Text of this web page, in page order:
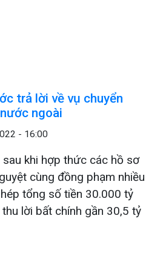
trả lời về vụ chuyển
ngoài
- 16:00
khi hợp thức các hồ sơ
cùng đồng phạm nhiều
tổng số tiền 30.000 tỷ
lời bất chính gần 30,5 tỷ